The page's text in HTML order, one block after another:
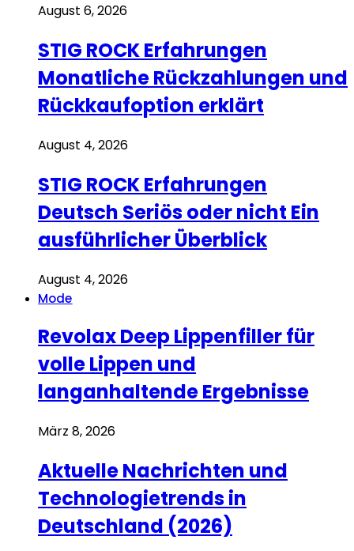
August 6, 2026
STIG ROCK Erfahrungen
Monatliche Rückzahlungen und
Rückkaufoption erklärt
August 4, 2026
STIG ROCK Erfahrungen
Deutsch Seriös oder nicht Ein
ausführlicher Überblick
August 4, 2026
Mode
Revolax Deep Lippenfiller für
volle Lippen und
langanhaltende Ergebnisse
März 8, 2026
Aktuelle Nachrichten und
Technologietrends in
Deutschland (2026)